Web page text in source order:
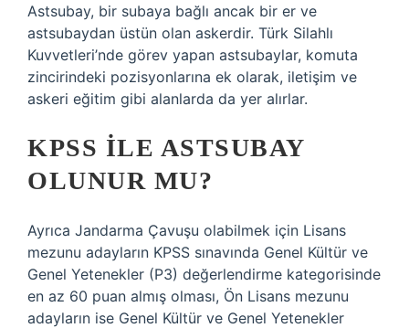
Astsubay, bir subaya bağlı ancak bir er ve
astsubaydan üstün olan askerdir. Türk Silahlı
Kuvvetleri’nde görev yapan astsubaylar, komuta
zincirindeki pozisyonlarına ek olarak, iletişim ve
askeri eğitim gibi alanlarda da yer alırlar.
KPSS ILE ASTSUBAY
OLUNUR MU?
Ayrıca Jandarma Çavuşu olabilmek için Lisans
mezunu adayların KPSS sınavında Genel Kültür ve
Genel Yetenekler (P3) değerlendirme kategorisinde
en az 60 puan almış olması, Ön Lisans mezunu
adayların ise Genel Kültür ve Genel Yetenekler